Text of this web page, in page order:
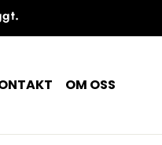
OM OSS